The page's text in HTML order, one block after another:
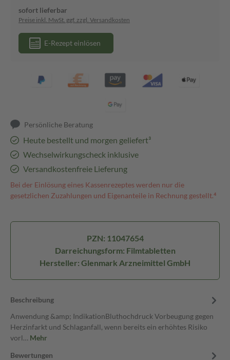
sofort lieferbar
Preise inkl. MwSt. ggf. zzgl. Versandkosten
E-Rezept einlösen
Persönliche Beratung
Heute bestellt und morgen geliefert³
Wechselwirkungscheck inklusive
Versandkostenfreie Lieferung
Bei der Einlösung eines Kassenrezeptes werden nur die
gesetzlichen Zuzahlungen und Eigenanteile in Rechnung gestellt.⁴
PZN: 11047654
Darreichungsform: Filmtabletten
Hersteller: Glenmark Arzneimittel GmbH
Beschreibung
Anwendung &amp; IndikationBluthochdruck Vorbeugung gegen
Herzinfarkt und Schlaganfall, wenn bereits ein erhöhtes Risiko
vorl… Mehr
Bewertungen